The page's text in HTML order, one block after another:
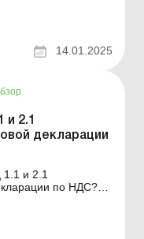
по налогу на
приказом
14.01.2025
и 2.1
декларации
1.1 и 2.1
по НДС?
стоимость
№ 21